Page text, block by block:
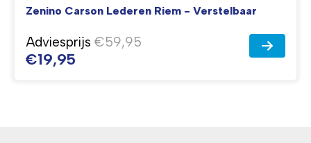
Zenino Carson Lederen Riem - Verstelbaar
Adviesprijs €59,95
€19,95